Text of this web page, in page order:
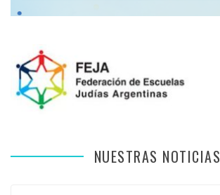
NUESTRAS NOTICIAS